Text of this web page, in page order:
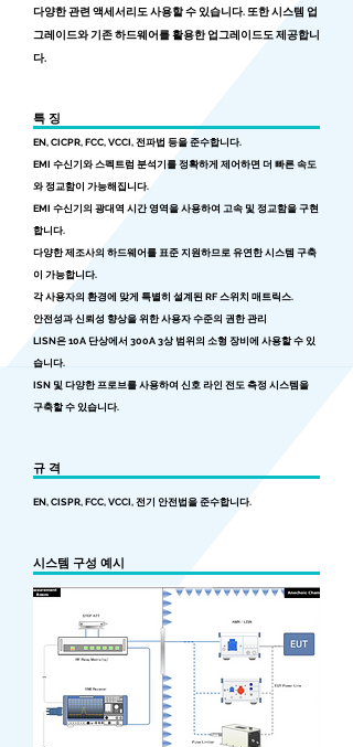
다양한 관련 액세서리도 사용할 수 있습니다. 또한 시스템 업
그레이드와 기존 하드웨어를 활용한 업그레이드도 제공합니
다.
특 징
EN, CICPR, FCC, VCCI, 전파법 등을 준수합니다.
EMI 수신기와 스펙트럼 분석기를 정확하게 제어하면 더 빠른 속도
와 정교함이 가능해집니다.
EMI 수신기의 광대역 시간 영역을 사용하여 고속 및 정교함을 구현
합니다.
다양한 제조사의 하드웨어를 표준 지원하므로 유연한 시스템 구축
이 가능합니다.
각 사용자의 환경에 맞게 특별히 설계된 RF 스위치 매트릭스.
안전성과 신뢰성 향상을 위한 사용자 수준의 권한 관리
LISN은 10A 단상에서 300A 3상 범위의 소형 장비에 사용할 수 있
습니다.
ISN 및 다양한 프로브를 사용하여 신호 라인 전도 측정 시스템을
구축할 수 있습니다.
규 격
EN, CISPR, FCC, VCCI, 전기 안전법을 준수합니다.
시스템 구성 예시